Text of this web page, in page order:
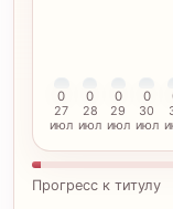
0
27
июл
0
28
июл
0
29
июл
0
30
июл
Прогресс к титулу